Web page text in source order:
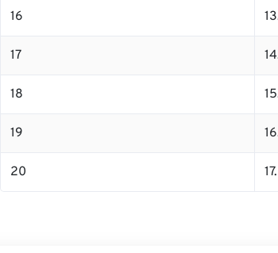
16
17
18
19
20